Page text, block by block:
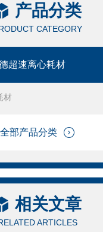
产品分类
CATEGORY
超速离心耗材
材
全部产品分类
相关文章
ARTICLES